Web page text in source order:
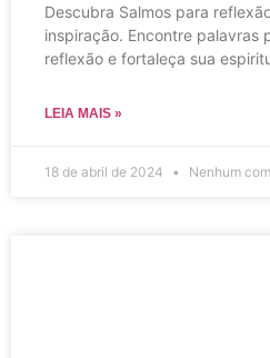
Descubra Salmos para
inspiração. Encontre palavras
reflexão e fortaleça sua
LEIA MAIS »
18 de abril de 2024 Nenhum